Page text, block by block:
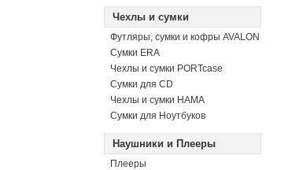
Чехлы и сумки
Футляры, сумки и кофры AVALON
Сумки ERA
Чехлы и сумки PORTcase
Сумки для CD
Чехлы и сумки HAMA
Сумки для Ноутбуков
Наушники и Плееры
Плееры